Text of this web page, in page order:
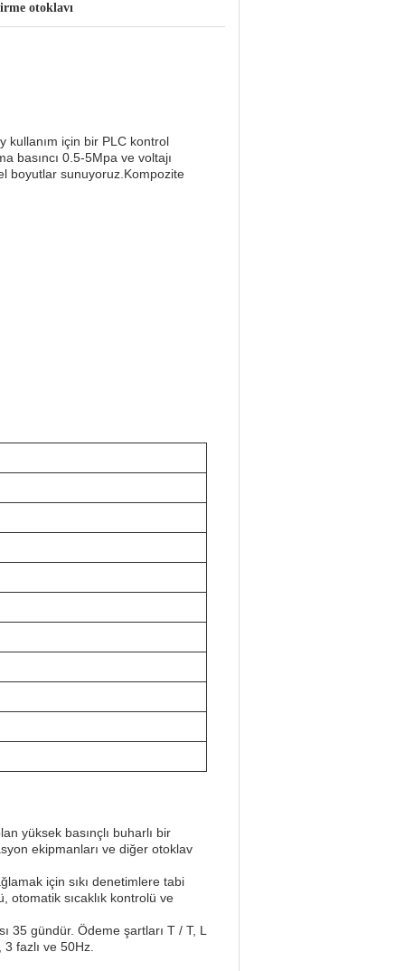
otoklavı
kullanım için bir PLC kontrol
basıncı 0.5-5Mpa ve voltajı
boyutlar sunuyoruz.Kompozite
yüksek basınçlı buharlı bir
ekipmanları ve diğer otoklav
için sıkı denetimlere tabi
otomatik sıcaklık kontrolü ve
35 gündür. Ödeme şartları T / T, L
fazlı ve 50Hz.